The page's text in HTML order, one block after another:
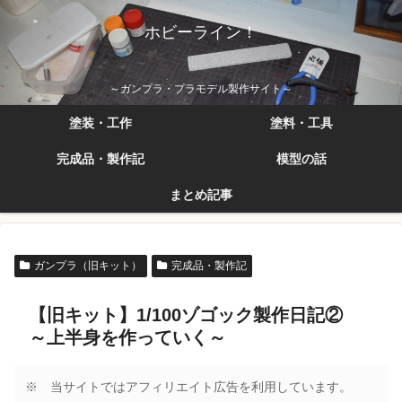
ホビーライン！
～ガンプラ・プラモデル製作サイト～
塗装・工作 塗料・工具
完成品・製作記 模型の話
まとめ記事
ガンプラ（旧キット） 完成品・製作記
【旧キット】1/100ゾゴック製作日記②
～上半身を作っていく～
※ 当サイトではアフィリエイト広告を利用しています。